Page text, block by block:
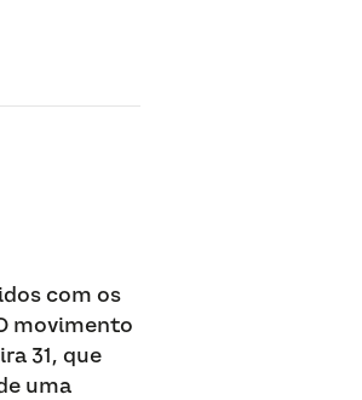
com os
movimento
31, que
uma